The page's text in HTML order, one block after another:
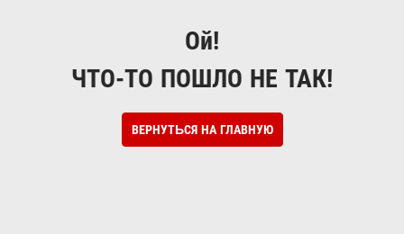
Ой!
ЧТО-ТО ПОШЛО НЕ ТАК!
ВЕРНУТЬСЯ НА ГЛАВНУЮ